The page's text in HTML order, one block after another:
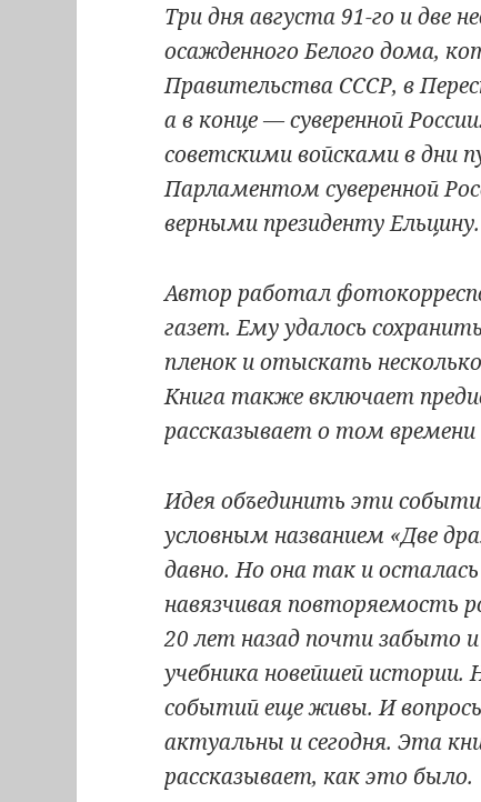
Три дня августа 91-го и две
осажденного Белого дома,
Правительства CCCР, в
а в конце — суверенной
советскими войсками в дни
Парламентом суверенной
верными президенту Ельцину.
Автор работал
газет. Ему удалось
пленок и отыскать
Книга также включает
рассказывает о том времени
Идея объединить эти
условным названием «Две
давно. Но она так и
навязчивая повторяемость
20 лет назад почти забыто
учебника новейшей
событий еще живы. И
актуальны и сегодня. Эта
рассказывает, как это было.